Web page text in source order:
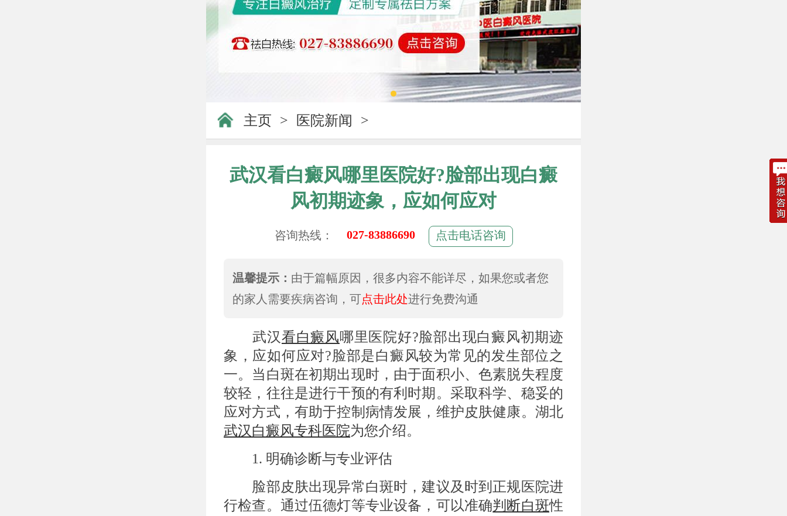
主页 > 医院新闻 >
武汉看白癜风哪里医院好?脸部出现白癜
风初期迹象，应如何应对
咨询热线： 027-83886690 点击电话咨询
温馨提示： 由于篇幅原因，很多内容不能详尽，如果您或者您
的家人需要疾病咨询，可点击此处进行免费沟通
武汉看白癜风哪里医院好?脸部出现白癜风初期迹
象，应如何应对?脸部是白癜风较为常见的发生部位之
一。当白斑在初期出现时，由于面积小、色素脱失程度
较轻，往往是进行干预的有利时期。采取科学、稳妥的
应对方式，有助于控制病情发展，维护皮肤健康。湖北
武汉白癜风专科医院为您介绍。
1. 明确诊断与专业评估
脸部皮肤出现异常白斑时，建议及时到正规医院进
行检查。通过伍德灯等专业设备，可以准确判断白斑性